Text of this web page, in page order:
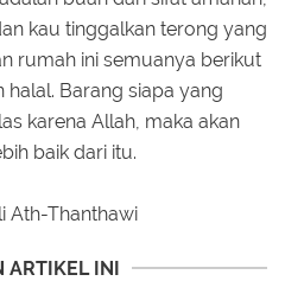
kau tinggalkan terong yang
rumah ini semuanya berikut
Barang siapa yang
karena Allah, maka akan
baik dari itu.
Ath-Thanthawi
ARTIKEL INI